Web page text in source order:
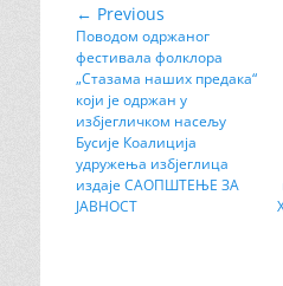
Кретање
чланка
← Previous
Previous
post:
Поводом одржаног
фестивала фолклора
„Стазама наших предака“
који је одржан у
избјегличком насељу
Бусије Коалиција
удружења избјеглица
издаје САОПШТЕЊЕ ЗА
ЈАВНОСТ